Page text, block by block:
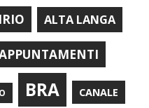
ALTA LANGA
BRA CANALE